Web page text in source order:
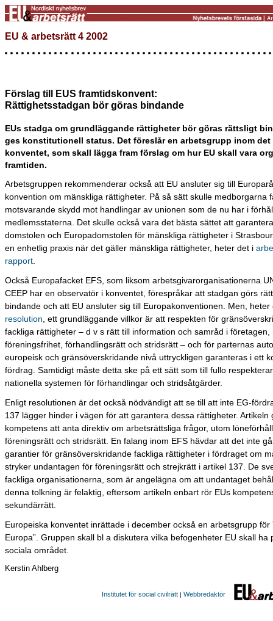
EU & arbetsrätt 4 2002
Förslag till EUS framtidskonvent:
Rättighetsstadgan bör göras bindande
EUs stadga om grundläggande rättigheter bör göras rättsligt
ges konstitutionell status. Det föreslår en arbetsgrupp inom det
konventet, som skall lägga fram förslag om hur EU skall vara
framtiden.
Arbetsgruppen rekommenderar också att EU ansluter sig till
konvention om mänskliga rättigheter. På så sätt skulle medborgarna
motsvarande skydd mot handlingar av unionen som de nu har i
medlemsstaterna. Det skulle också vara det bästa sättet att
domstolen och Europadomstolen för mänskliga rättigheter i
en enhetlig praxis när det gäller mänskliga rättigheter, heter det i
rapport
Också Europafacket EFS, som liksom arbetsgivarorganisationerna
CEEP har en observatör i konventet, förespråkar att stadgan görs
bindande och att EU ansluter sig till Europakonventionen. Men, heter
resolution , ett grundläggande villkor är att respekten för
fackliga rättigheter – d v s rätt till information och samråd i företagen,
föreningsfrihet, förhandlingsrätt och stridsrätt – och för parternas
europeisk och gränsöverskridande nivå uttryckligen garanteras i ett
fördrag. Samtidigt måste detta ske på ett sätt som till fullo
nationella systemen för förhandlingar och stridsåtgärder.
Enligt resolutionen är det också nödvändigt att se till att inte EG-
137 lägger hinder i vägen för att garantera dessa rättigheter. Artikeln
kompetens att anta direktiv om arbetsrättsliga frågor, utom
föreningsrätt och stridsrätt. En falang inom EFS hävdar att det inte
garantier för gränsöverskridande fackliga rättigheter i fördraget om
stryker undantagen för föreningsrätt och strejkrätt i artikel 137. De
fackliga organisationerna, som är angelägna om att undantaget
denna tolkning är felaktig, eftersom artikeln enbart rör EUs
sekundärrätt.
Europeiska konventet inrättade i december också en arbetsgrupp för
Europa”. Gruppen skall bl a diskutera vilka befogenheter EU skall ha
sociala området.
Kerstin Ahlberg
Institutet för social civilrätt | Webbredaktör